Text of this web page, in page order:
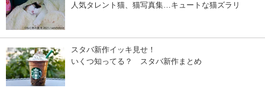
人気タレント猫、猫写真集…キュートな猫ズラリ
スタバ新作イッキ見せ！
いくつ知ってる？ スタバ新作まとめ